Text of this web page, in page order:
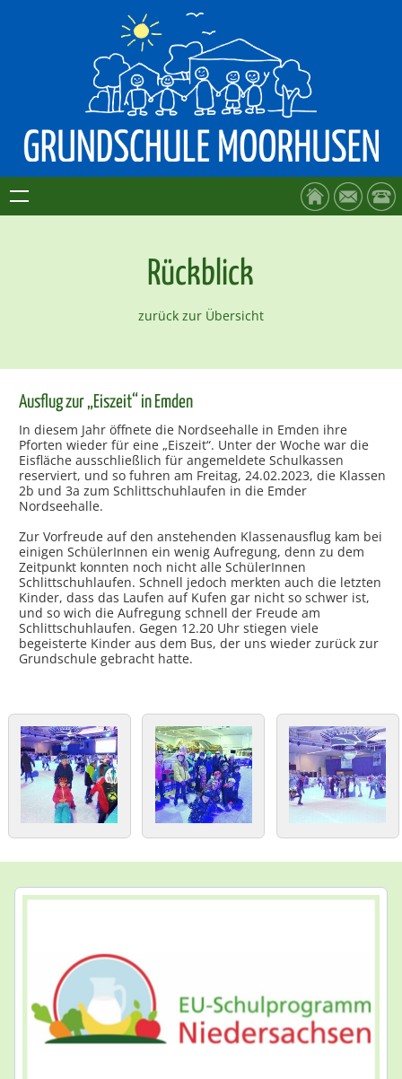
Rückblick
zurück zur Übersicht
Ausflug zur „Eiszeit“ in Emden
In diesem Jahr öffnete die Nordseehalle in Emden ihre
Pforten wieder für eine „Eiszeit“. Unter der Woche war die
Eisfläche ausschließlich für angemeldete Schulkassen
reserviert, und so fuhren am Freitag, 24.02.2023, die Klassen
2b und 3a zum Schlittschuhlaufen in die Emder
Nordseehalle.
Zur Vorfreude auf den anstehenden Klassenausflug kam bei
einigen SchülerInnen ein wenig Aufregung, denn zu dem
Zeitpunkt konnten noch nicht alle SchülerInnen
Schlittschuhlaufen. Schnell jedoch merkten auch die letzten
Kinder, dass das Laufen auf Kufen gar nicht so schwer ist,
und so wich die Aufregung schnell der Freude am
Schlittschuhlaufen. Gegen 12.20 Uhr stiegen viele
begeisterte Kinder aus dem Bus, der uns wieder zurück zur
Grundschule gebracht hatte.